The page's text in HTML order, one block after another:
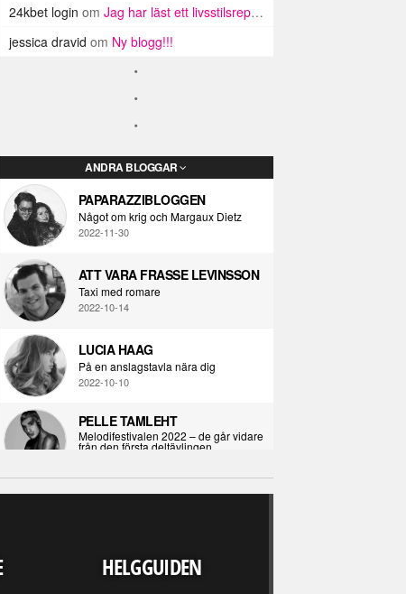
24kbet login om Jag har läst ett livsstilsreportage!
jessica dravid om Ny blogg!!!
ANDRA BLOGGAR
PAPARAZZIBLOGGEN
Något om krig och Margaux Dietz
2022-11-30
ATT VARA FRASSE LEVINSSON
Taxi med romare
2022-10-14
LUCIA HAAG
På en anslagstavla nära dig
2022-10-10
PELLE TAMLEHT
Melodifestivalen 2022 – de går vidare
från den första deltävlingen
I KORPENS SKUGGA
ÖPPNA BOKEN
HELGGUIDEN